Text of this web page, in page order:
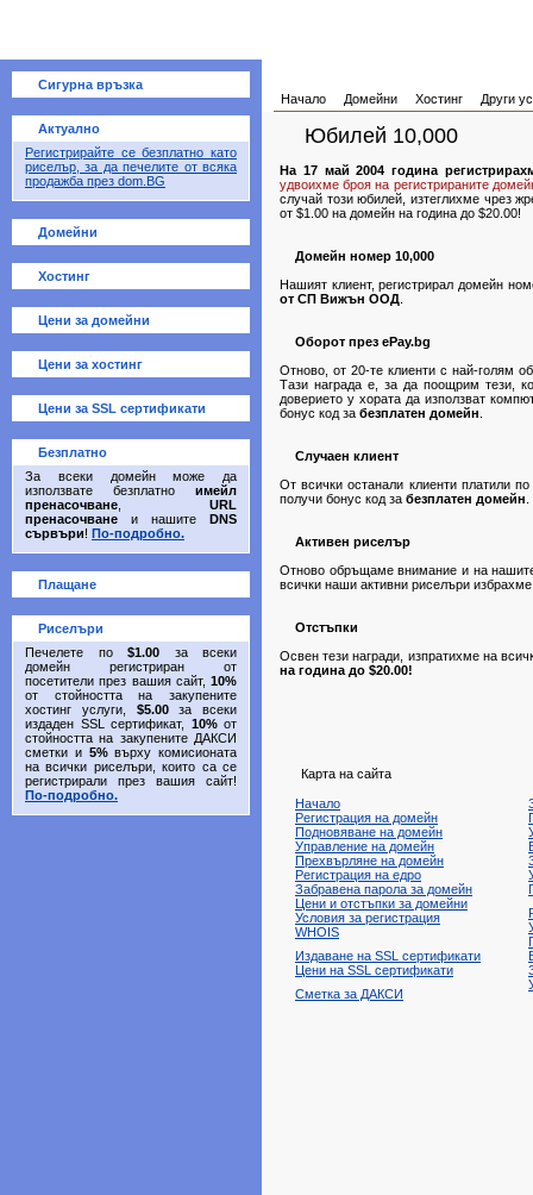
Сигурна връзка
Актуално
Регистрирайте се безплатно като
риселър, за да печелите от всяка
продажба през dom.BG
Домейни
Хостинг
Цени за домейни
Цени за хостинг
Цени за SSL сертификати
Безплатно
За всеки домейн може да
използвате безплатно имейл
пренасочване
URL
пренасочване и нашите DNS
сървъри! По-подробно.
Плащане
Риселъри
Печелете по $1.00 за всеки
домейн регистриран от
посетители през вашия сайт, 10%
от стойността на закупените
хостинг услуги, $5.00за всеки
издаден SSL сертификат, 10%от
стойността на закупените ДАКСИ
сметки и 5%върху комисионата
на всички риселъри, които са се
регистрирали през вашия сайт!
По-подробно.
Начало Домейни Хостинг Други
Юбилей 10,000
На 17 май 2004 година
удвоихме броя на регистрираните
случай този юбилей, изтеглихме чрез
от $1.00 на домейн на година до $20.00!
Домейн номер 10,000
Нашият клиент, регистрирал домейн
от СП Вижън ООД
Оборот през ePay.bg
Отново, от 20-те клиенти с най-голям
Тази награда е, за да поощрим тези,
доверието у хората да използват
бонус код за безплатен домейн
Случаен клиент
От всички останали клиенти платили
получи бонус код за безплатен домейн
Активен риселър
Отново обръщаме внимание и на
всички наши активни риселъри
Отстъпки
Освен тези награди, изпратихме на
на година до $20.00!
Карта на сайта
Начало
Регистрация на домейн
Подновяване на домейн
Управление на домейн
Прехвърляне на домейн
Регистрация на едро
Забравена парола за домейн
Цени и отстъпки за домейни
Условия за регистрация
WHOIS
Издаване на SSL сертификати
Цени на SSL сертификати
Сметка за ДАКСИ